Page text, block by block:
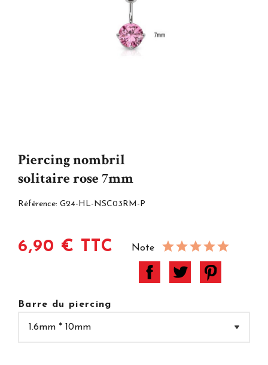
Piercing nombril
solitaire rose 7mm
Référence: G24-HL-NSC03RM-P
6,90 € TTC Note
Barre du piercing